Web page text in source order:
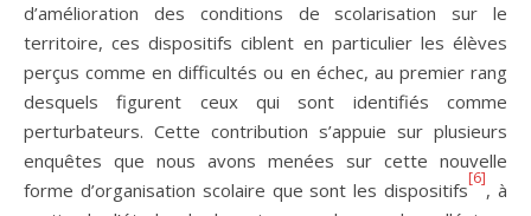
d’amélioration des conditions de scolarisation sur le
territoire, ces dispositifs ciblent en particulier les élèves
perçus comme en difficultés ou en échec, au premier rang
desquels figurent ceux qui sont identifiés comme
perturbateurs. Cette contribution s’appuie sur plusieurs
enquêtes que nous avons menées sur cette nouvelle
forme d’organisation scolaire que sont les dispositifs
[6]
, à